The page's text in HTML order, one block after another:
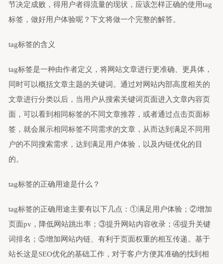
客服中心
节决定成败，得用户者得流量的现状，应该怎样正确的使用tag
标签，做好用户体验呢？下文将做一个完整的解答。
tag标签的含义
tag标签是一种由作者定义，将网站文章进行更准确、更具体，
同时可以概括文章主题的关键词。通过对网站内部高度相关的
文章进行分类以后，当用户从搜索关键词页面进入文章内容页
面，可以看到相同标签的不同文章推荐，或者通过点击页面标
签，就会展示相同标签不同需求的文章，从而达到满足不同用
户的不同搜索需求，达到满足用户体验，以及内链优化的目
的。
tag标签的正确用途是什么？
tag标签的正确用途主要有以下几点：①满足用户体验；②增加
页面pv，降低网站跳出率；③提升网站内容收录；④提升关键
词排名；⑤增加网站内链、有利于页面权重的相互传递。基于
站长这是SEO优化的基础工作，对于客户方便其准确的找到相